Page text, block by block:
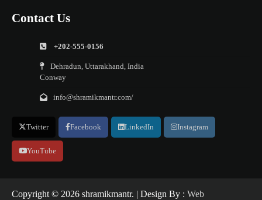
Contact Us
+202-555-0156
Dehradun, Uttarakhand, India
Conway
info@shramikmantr.com/
Twitter Facebook LinkedIn Instagram
YouTube
Copyright ©️ 2026 shramikmantr. | Design By : Web